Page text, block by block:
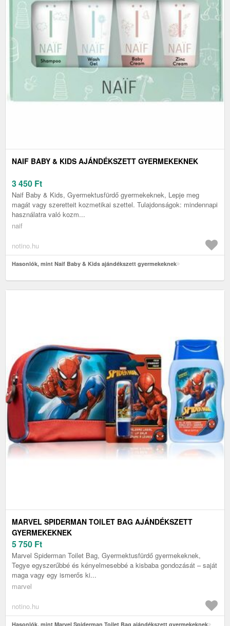
NAIF BABY & KIDS AJÁNDÉKSZETT GYERMEKEKNEK
3 450 Ft
Naif Baby & Kids, Gyermektusfürdő gyermekeknek, Lepje meg
magát vagy szeretteit kozmetikai szettel. Tulajdonságok: mindennapi
használatra való kozm...
naif
notino.hu
Hasonlók, mint Naif Baby & Kids ajándékszett gyermekeknek
MARVEL SPIDERMAN TOILET BAG AJÁNDÉKSZETT
GYERMEKEKNEK
5 750 Ft
Marvel Spiderman Toilet Bag, Gyermektusfürdő gyermekeknek,
Tegye egyszerűbbé és kényelmesebbé a kisbaba gondozását – saját
maga vagy egy ismerős ki...
marvel
notino.hu
Hasonlók, mint Marvel Spiderman Toilet Bag ajándékszett gyermekeknek